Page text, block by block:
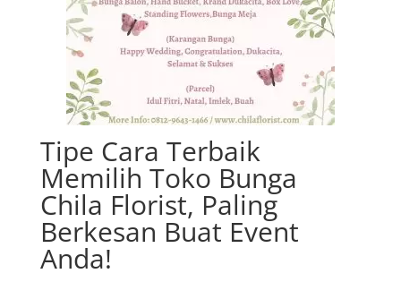
Tipe Cara Terbaik
Memilih Toko Bunga
Chila Florist, Paling
Berkesan Buat Event
Anda!